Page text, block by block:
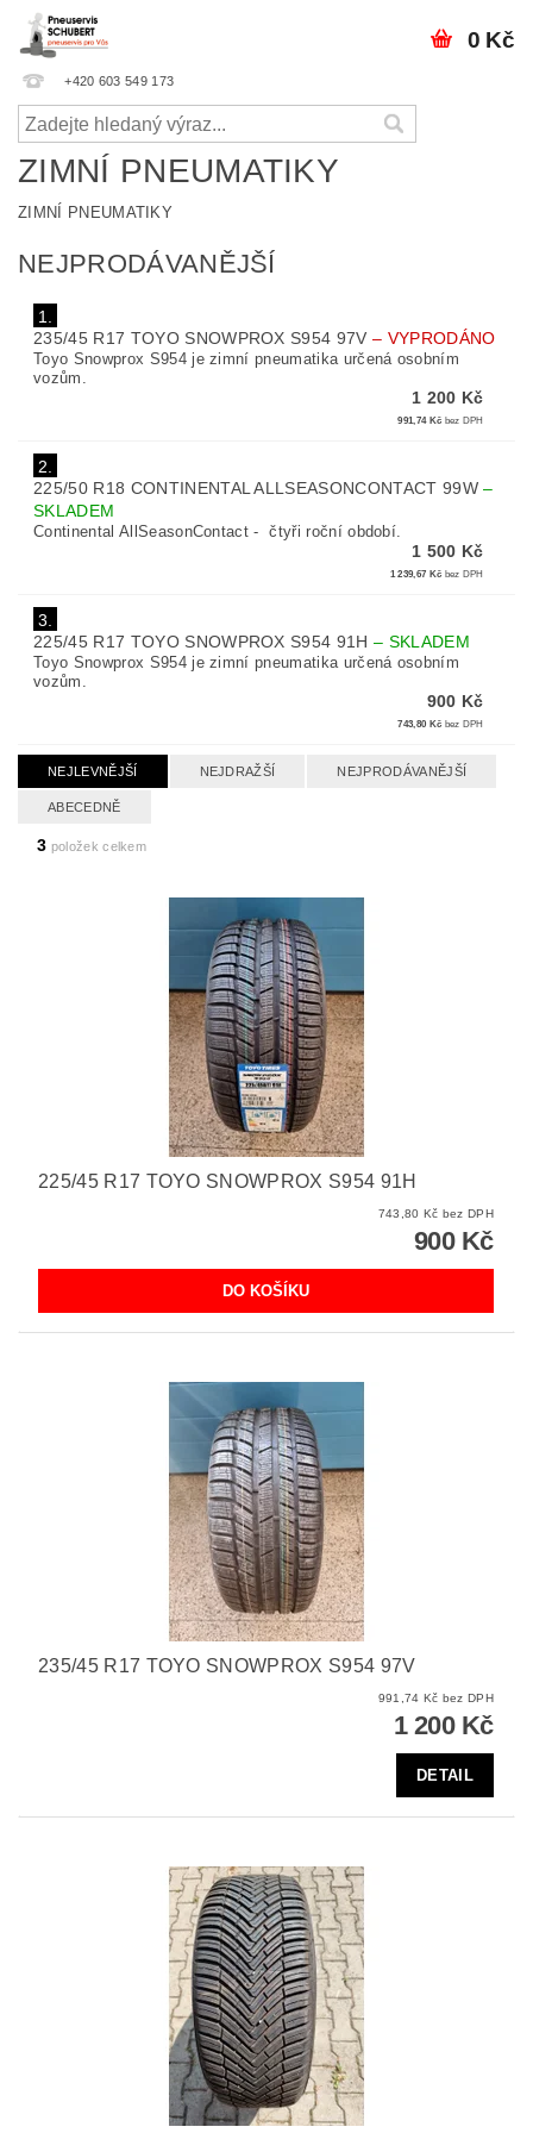
+420 603 549 173
0 Kč
ZIMNÍ PNEUMATIKY
ZIMNÍ PNEUMATIKY
NEJPRODÁVANĚJŠÍ
1.
235/45 R17 TOYO SNOWPROX S954 97V– VYPRODÁNO
Toyo Snowprox S954 je zimní pneumatika určená osobním
vozům.
1 200 Kč
991,74 Kč bez DPH
2.
225/50 R18 CONTINENTAL ALLSEASONCONTACT 99W–
SKLADEM
Continental AllSeasonContact - čtyři roční období.
1 500 Kč
1 239,67 Kč bez DPH
3.
225/45 R17 TOYO SNOWPROX S954 91H– SKLADEM
Toyo Snowprox S954 je zimní pneumatika určená osobním
vozům.
900 Kč
743,80 Kč bez DPH
NEJLEVNĚJŠÍ NEJDRAŽŠÍ NEJPRODÁVANĚJŠÍ
ABECEDNĚ
3 položek celkem
225/45 R17 TOYO SNOWPROX S954 91H
743,80 Kč bez DPH
900 Kč
235/45 R17 TOYO SNOWPROX S954 97V
991,74 Kč bez DPH
1 200 Kč
DETAIL